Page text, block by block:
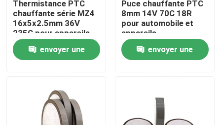
Nouvelles
Les affaires
Puce de chauffage PTC
Thermistance PTC
chauffante série MZ4
16x5x2.5mm 36V
235C pour appareils
automobiles
envoyer une
Puce chauffante PTC
8mm 14V 70C 18R
pour automobile et
appareils
électroménagers
envoyer une